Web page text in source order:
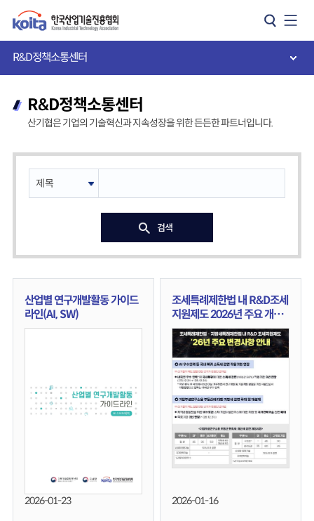
R&D정책소통센터
R&D정책소통센터
산기협은 기업의 기술혁신과 지속성장을 위한 든든한 파트너입니다.
검색
산업별 연구개발활동 가이드
라인(AI, SW)
2026-01-23
조세특례제한법 내 R&D조세
지원제도 2026년 주요 개정
사항
2026-01-16